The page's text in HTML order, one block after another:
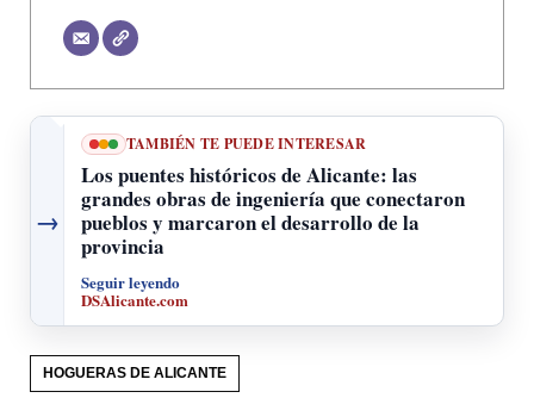
→
TAMBIÉN TE PUEDE INTERESAR
Los puentes históricos de Alicante: las
grandes obras de ingeniería que conectaron
pueblos y marcaron el desarrollo de la
provincia
Seguir leyendo
DSAlicante.com
HOGUERAS DE ALICANTE